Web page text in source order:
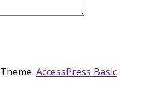
Theme: AccessPress Basic